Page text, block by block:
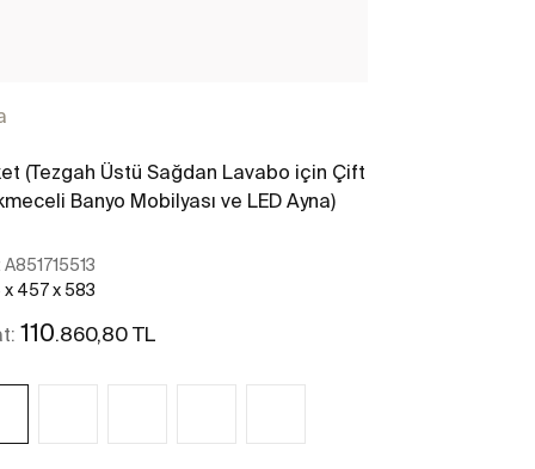
(Tezgah Üstü Sağdan Lavabo için Çift
Banyo Mobilyası ve LED Ayna)
A851715513
x 457 x 583
110 .860,80 TL